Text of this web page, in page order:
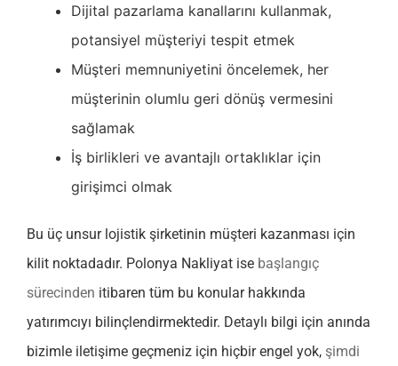
Dijital pazarlama kanallarını kullanmak,
potansiyel müşteriyi tespit etmek
Müşteri memnuniyetini öncelemek, her
müşterinin olumlu geri dönüş vermesini
sağlamak
İş birlikleri ve avantajlı ortaklıklar için
girişimci olmak
Bu üç unsur lojistik şirketinin müşteri kazanması için
kilit noktadadır. Polonya Nakliyat ise başlangıç
sürecinden itibaren tüm bu konular hakkında
yatırımcıyı bilinçlendirmektedir. Detaylı bilgi için anında
bizimle iletişime geçmeniz için hiçbir engel yok, şimdi